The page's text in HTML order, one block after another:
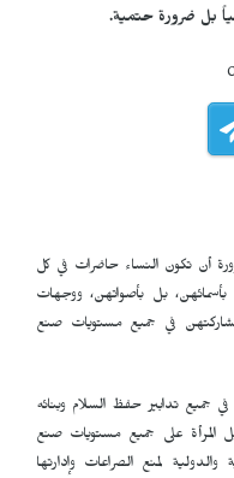
بل ضرورة حتمية.
أن تكون النساء حاضرات في كل
بل بأصواتهن، ووجهات
مشاركتهن في جميع مستويات صنع
المرأة في جميع تدابير حفظ السلام وبنائه
على جميع مستويات صنع
والدولية لمنع الصراعات وإدارتها